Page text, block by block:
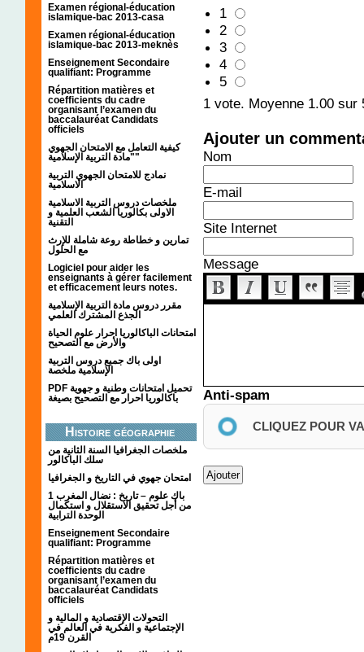
Examen régional-éducation
islamique-bac 2013-casa
Examen régional-éducation
islamique-bac 2013-meknès
Enseignement Secondaire
qualifiant: Programme
Répartition matières et
coefficients du cadre
organisant l’examen du
baccalauréat Candidats
officiels
كيفية التعامل مع الامتحان الجهوي
"مادة التربية الإسلامية"
نمادج للامتحان الجهوي التربية
الاسلامية
ملخصات دروس التربية الاسلامية
الاولى بكالوريا الشعب العلمية و
التقنية
تمارين و خطاطة روعة شاملة للإرث
مع الحلول
Logiciel pour aider les
enseignants à gérer facilement
et efficacement leurs notes.
مقرر دروس مادة التربية الإسلامية
الجذع المشترك العلمي
امتحانات الباكالوريا احرار علوم الحياة
والأرض مع التصحيح
اولى باك جميع دروس التربية
الإسلامية ملخصة
PDF تحميل امتحانات وطنية و جهوية
باكالوريا احرار مع التصحيح بصيغة
Histoire géographie
ملخصات الجغرافيا السنة الثانية من
سلك الباكالور
امتحان جهوي في التاريخ و الجغرافيا
1 باك علوم – تاريخ : نضال المغرب
من أجل تحقيق الاستقلال و استكمال
الوحدة الترابية
Enseignement Secondaire
qualifiant: Programme
Répartition matières et
coefficients du cadre
organisant l’examen du
baccalauréat Candidats
officiels
التحولات الإقتصادية و المالية و
الإجتماعية و الفكرية في العالم في
القرن 19م
1
2
3
4
5
1 vote. Moyenne 1.00 sur
Ajouter un
Nom
E-mail
Site Internet
Message
Anti-spam
CLIQUEZ POUR